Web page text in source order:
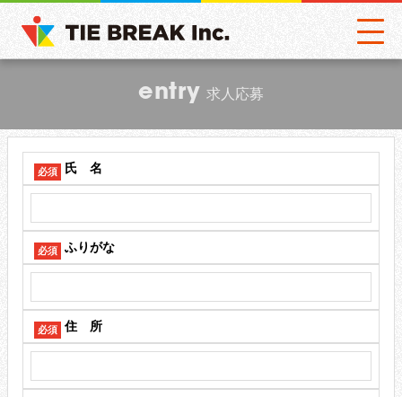
entry 求人応募
氏 名
必須
ふりがな
必須
住 所
必須